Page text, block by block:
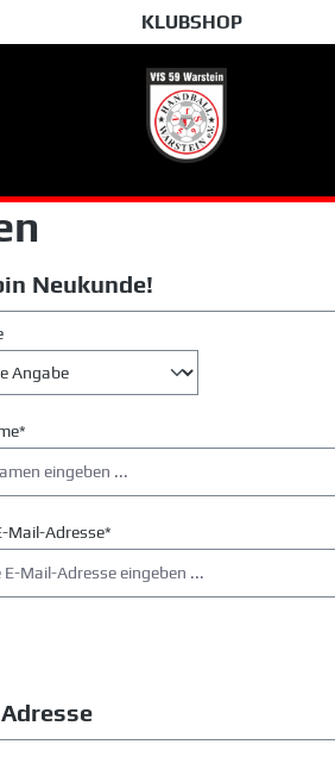
KLUBSHOP
Neukunde!
Informationen
Mail-Adresse*